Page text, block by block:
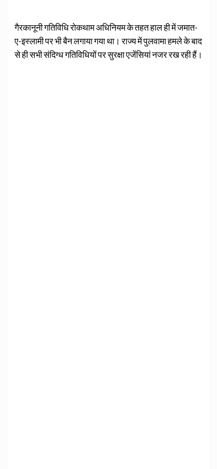
गैरकानूनी गतिविधि रोकथाम अधिनियम के तहत हाल ही में जमात-
ए-इस्लामी पर भी बैन लगाया गया था। राज्य में पुलवामा हमले के बाद
से ही सभी संदिग्ध गतिविधियों पर सुरक्षा एजेंसियां नजर रख रही हैं।